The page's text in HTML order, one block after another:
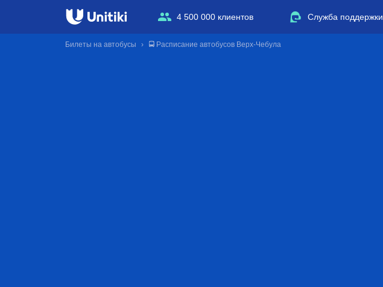
4 500 000 клиентов Служба поддержки
Билеты на автобусы 🚍 Расписание автобусов Верх-Чебула